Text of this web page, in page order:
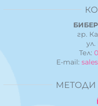
гр.
Тел:
E-mail: